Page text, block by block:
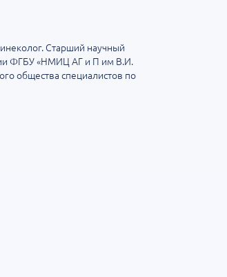
Старший научный
ФГБУ «НМИЦ АГ и П им В.И.
общества специалистов по